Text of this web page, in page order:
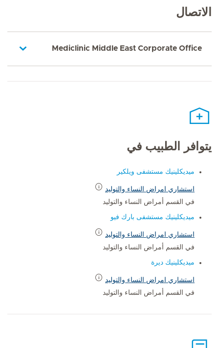
الاتصال
Mediclinic Middle East Corporate Office
يتوافر الطبيب في
ميديكلينيك مستشفى ويلكير
استشاري امراض النساء والتوليد
في القسم أمراض النساء والتوليد
ميديكلينيك مستشفى بارك فيو
استشاري امراض النساء والتوليد
في القسم أمراض النساء والتوليد
ميديكلينيك ديرة
استشاري امراض النساء والتوليد
في القسم أمراض النساء والتوليد